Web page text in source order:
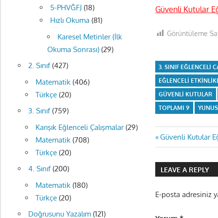
Güvenli Kutular
Görüntüleme
3. SINIF EĞLENCELI
EĞLENCELI
GÜVENLI KUTULAR
TOPLAMI 9
Yazı
Previous
Post:
Güvenli Kutular
LEAVE A REPLY
E-posta adresiniz
5-PHVĞFJ (18)
Hızlı Okuma (81)
Karesel Metinler (İlk
Okuma Sonrası)(29)
2. Sınıf(427)
Matematik(406)
Türkçe(20)
3. Sınıf(759)
Karışık Eğlenceli Çalışmalar(29)
Matematik(708)
Türkçe(20)
4. Sınıf(200)
Matematik(180)
Türkçe(20)
Doğrusunu Yazalım(121)